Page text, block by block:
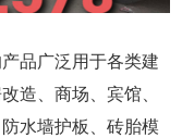
品广泛用于各类建
造、商场、宾馆、
水墙护板、砖胎模